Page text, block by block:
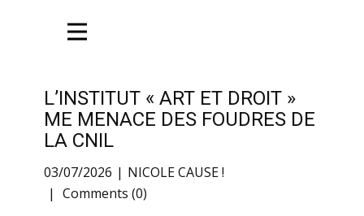
L’INSTITUT « ART ET DROIT »
ME MENACE DES FOUDRES DE
LA CNIL
03/07/2026
NICOLE CAUSE !
Comments (0)